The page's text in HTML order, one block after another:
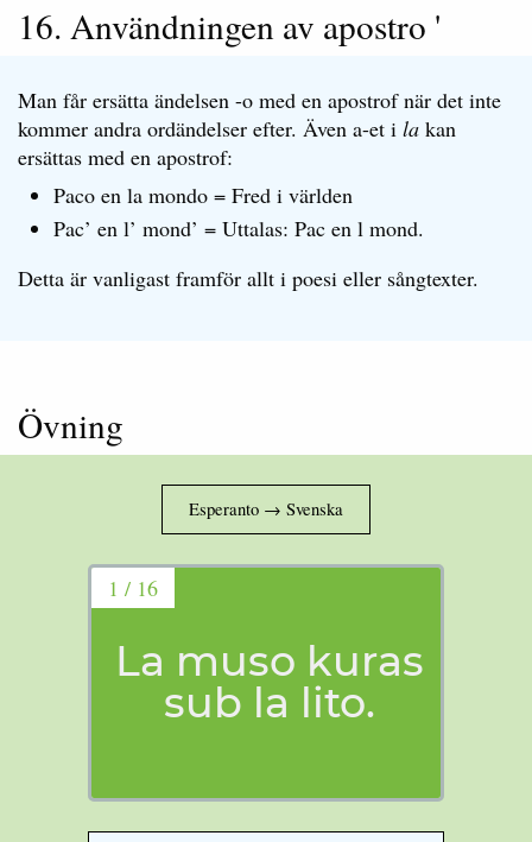
16. Användningen av apostro '
Man får ersätta ändelsen -o med en apostrof när det inte
kommer andra ordändelser efter. Även a-et i la kan
ersättas med en apostrof:
Paco en la mondo = Fred i världen
Pac’ en l’ mond’ = Uttalas: Pac en l mond.
Detta är vanligast framför allt i poesi eller sångtexter.
Övning
La muso kuras
sub la lito.
1 / 16